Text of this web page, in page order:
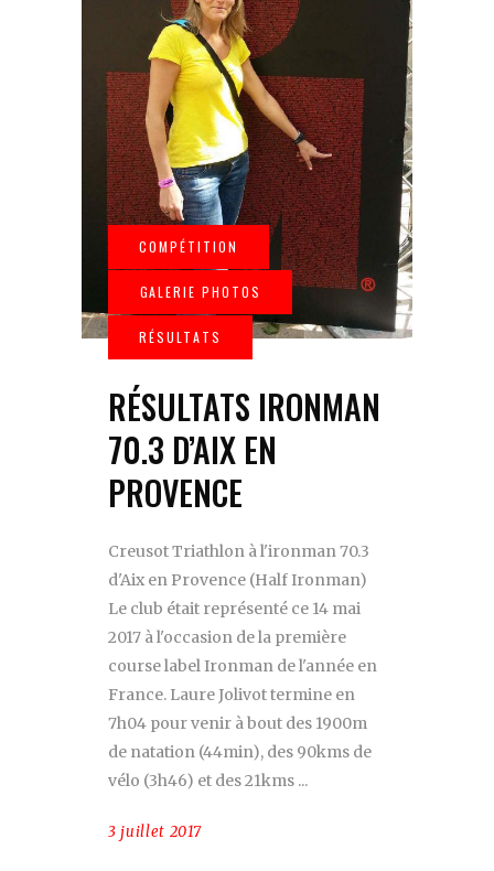
RÉSULTATS IRONMAN
70.3 D’AIX EN
PROVENCE
Creusot Triathlon à l'ironman 70.3
d'Aix en Provence (Half Ironman)
Le club était représenté ce 14 mai
2017 à l'occasion de la première
course label Ironman de l'année en
France. Laure Jolivot termine en
7h04 pour venir à bout des 1900m
de natation (44min), des 90kms de
vélo (3h46) et des 21kms
3 juillet 2017